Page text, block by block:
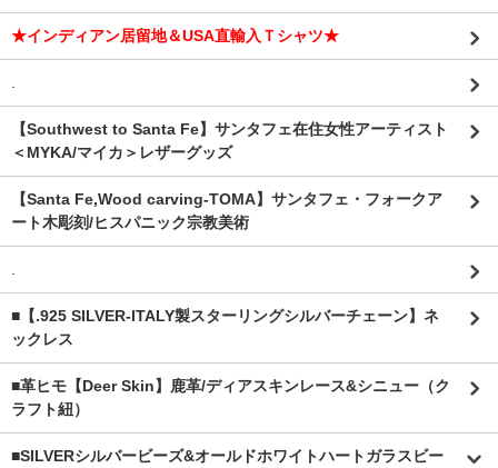
★インディアン居留地＆USA直輸入Ｔシャツ★
.
【Southwest to Santa Fe】サンタフェ在住女性アーティスト
＜MYKA/マイカ＞レザーグッズ
【Santa Fe,Wood carving-TOMA】サンタフェ・フォークア
ート木彫刻/ヒスパニック宗教美術
.
■【.925 SILVER-ITALY製スターリングシルバーチェーン】ネ
ックレス
■革ヒモ【Deer Skin】鹿革/ディアスキンレース&シニュー（ク
ラフト紐）
■SILVERシルバービーズ&オールドホワイトハートガラスビー